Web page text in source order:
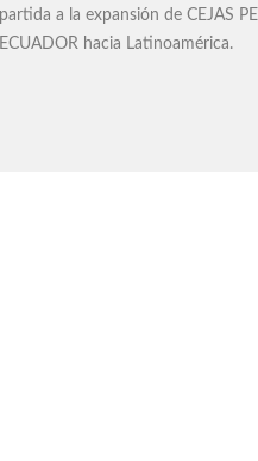
partida a la expansión de CEJAS
ECUADOR hacia Latinoamérica.